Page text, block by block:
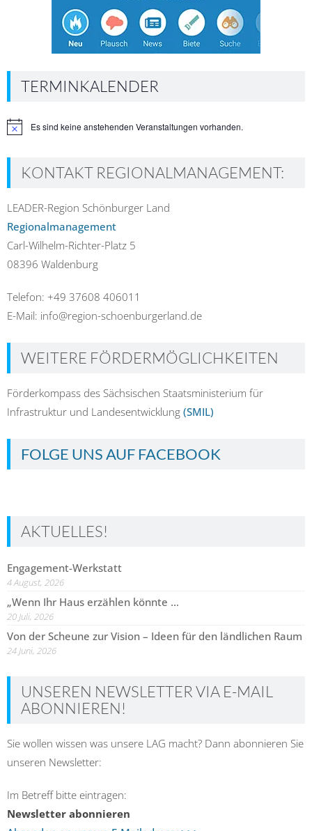
TERMINKALENDER
HinweisEs sind keine anstehenden Veranstaltungen vorhanden.
KONTAKT REGIONALMANAGEMENT:
LEADER-Region Schönburger Land
Regionalmanagement
Carl-Wilhelm-Richter-Platz 5
08396 Waldenburg
Telefon: +49 37608 406011
E-Mail: info@region-schoenburgerland.de
WEITERE FÖRDERMÖGLICHKEITEN
Förderkompass des Sächsischen Staatsministerium für
Infrastruktur und Landesentwicklung (SMIL)
FOLGE UNS AUF FACEBOOK
AKTUELLES!
Engagement-Werkstatt
4 August, 2026
„Wenn Ihr Haus erzählen könnte …
20 Juli, 2026
Von der Scheune zur Vision – Ideen für den ländlichen Raum
24 Juni, 2026
UNSEREN NEWSLETTER VIA E-MAIL
ABONNIEREN!
Sie wollen wissen was unsere LAG macht? Dann abonnieren Sie
unseren Newsletter:
Im Betreff bitte eintragen:
Newsletter abonnieren